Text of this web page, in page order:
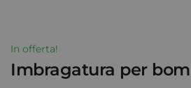
In offerta!
Imbragatura per